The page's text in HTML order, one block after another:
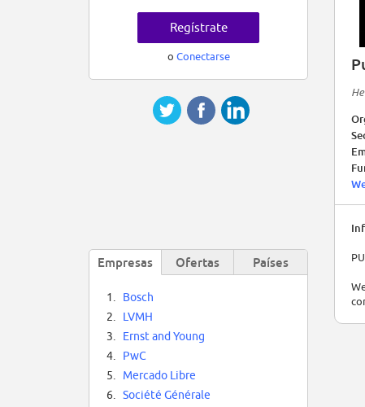
Regístrate
o Conectarse
Empresas Ofertas Países
1.
Bosch
2.
LVMH
3.
Ernst and Young
4.
PwC
5.
Mercado Libre
6.
Société Générale